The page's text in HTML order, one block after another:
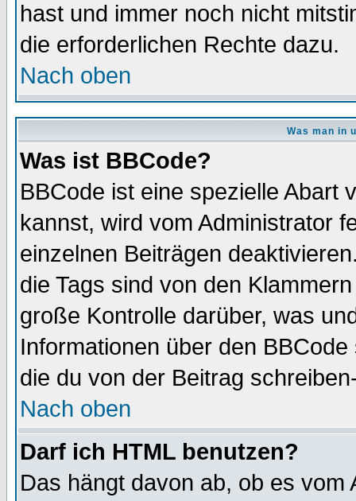
hast und immer noch nicht
die erforderlichen Rechte dazu.
Nach oben
Was man in
Was ist BBCode?
BBCode ist eine spezielle Abart
kannst, wird vom Administrator
einzelnen Beiträgen
die Tags sind von den
große Kontrolle darüber, was
Informationen über den
die du von der Beitrag
Nach oben
Darf ich HTML benutzen?
Das hängt davon ab, ob es